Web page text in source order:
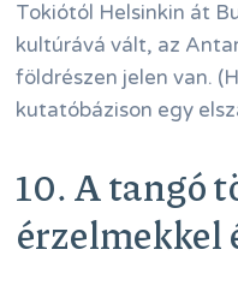
Tokiótól Helsinkin át
kultúrává vált, az
földrészen jelen van.
kutatóbázison egy
10. A tangó
érzelmekkel